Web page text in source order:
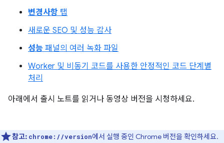
변경사항 탭
새로운 SEO 및 성능 감사
성능 패널의 여러 녹화 파일
Worker 및 비동기 코드를 사용한 안정적인 코드 단계별
처리
아래에서 출시 노트를 읽거나 동영상 버전을 시청하세요.
참고: chrome://version에서 실행 중인 Chrome 버전을 확인하세요.